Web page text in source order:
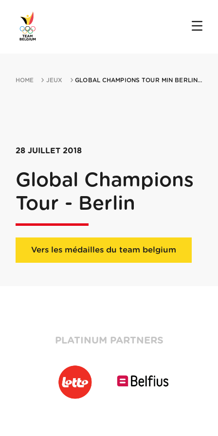
HOME JEUX GLOBAL CHAMPIONS TOUR MIN BERLIN 28072018 BERLIN
28 JUILLET 2018
Global Champions
Tour - Berlin
Vers les médailles du team belgium
PLATINUM PARTNERS